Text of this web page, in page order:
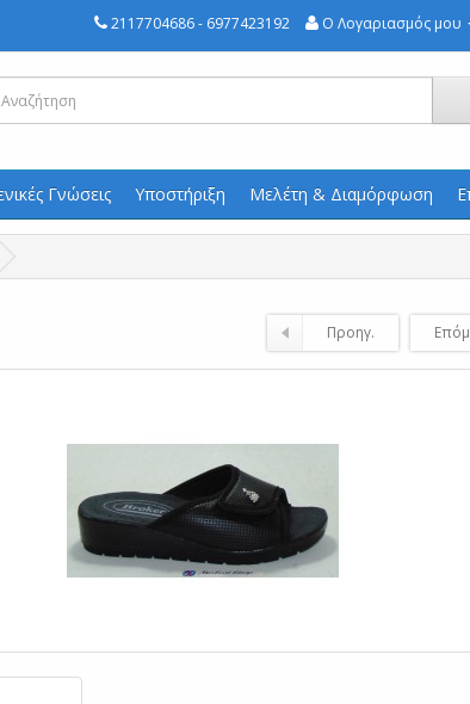
2117704686 - 6977423192 Ο Λογαριασμός μου
Γνώσεις Υποστήριξη Μελέτη & Διαμόρφωση
Προηγ.